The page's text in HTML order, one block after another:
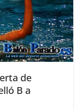
de
B a